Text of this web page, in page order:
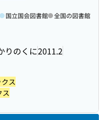
りのくに2011.2
国立国会図書館 全国の図書館
ス
ス